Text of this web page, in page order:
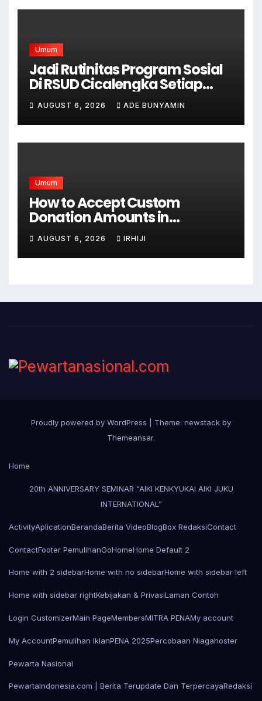
Umum
Jadi Rutinitas Program Sosial
Di RSUD Cicalengka Setiap
Bulan Gelar Sunatan Massal
Bagi Masyarakat Tidak
Mampu
AUGUST 6, 2026 ADE BUNYAMIN
Umum
How to Accept Custom
Donation Amounts in
WordPress with Stripe
AUGUST 6, 2026 IRHIJI
Proudly powered by WordPress
Theme: newstack by
Themeansar.
Home
20th ANNIVERSARY SEMINAR “AIKI KENKYUKAI AIKI JUKU
INTERNATIONAL”
ActivityAplicationBerandaBerita VideoBlogBox RedaksiContact
ContactFooter PemulihanGoHomeHome Default 2
Home with 2 sidebarHome with no sidebarHome with sidebar left
Home with sidebar rightKebijakan & PrivasiLaman Contoh
Login CustomizerMain PageMembersMITRA PENAMy account
My AccountPemulihan IklanPENA 2025Percobaan Niagahoster
Pewarta Nasional
PewartaIndonesia.com | Berita Terupdate Dan TerpercayaRedaksi